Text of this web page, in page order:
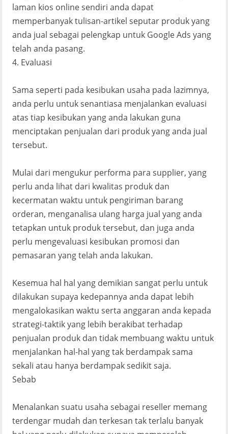
laman kios online sendiri anda dapat
memperbanyak tulisan-artikel seputar produk yang
anda jual sebagai pelengkap untuk Google Ads yang
telah anda pasang.
4. Evaluasi
Sama seperti pada kesibukan usaha pada lazimnya,
anda perlu untuk senantiasa menjalankan evaluasi
atas tiap kesibukan yang anda lakukan guna
menciptakan penjualan dari produk yang anda jual
tersebut.
Mulai dari mengukur performa para supplier, yang
perlu anda lihat dari kwalitas produk dan
kecermatan waktu untuk pengiriman barang
orderan, menganalisa ulang harga jual yang anda
tetapkan untuk produk tersebut, dan juga anda
perlu mengevaluasi kesibukan promosi dan
pemasaran yang telah anda lakukan.
Kesemua hal hal yang demikian sangat perlu untuk
dilakukan supaya kedepannya anda dapat lebih
mengalokasikan waktu serta anggaran anda kepada
strategi-taktik yang lebih berakibat terhadap
penjualan produk dan tidak membuang waktu untuk
menjalankan hal-hal yang tak berdampak sama
sekali atau hanya berdampak sedikit saja.
Sebab
Menalankan suatu usaha sebagai reseller memang
terdengar mudah dan terkesan tak terlalu banyak